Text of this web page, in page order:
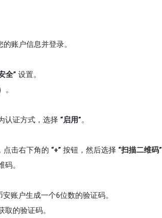
账户信息并登录。
全” 设置。
。
认证方式，选择 “启用”。
点击右下角的 “+” 按钮，然后选择 “扫描二维码”
。
账户生成一个6位数的验证码。
的验证码。